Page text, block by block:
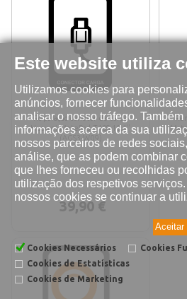
Este website utiliza
Utilizamos cookies para
anúncios, fornecer
analisar o nosso tráfego.
informações acerca da sua
nossos parceiros de redes
análise, que as podem combinar
que lhes forneceu ou recolhidas
utilização dos respetivos
nossos cookies se continuar a
Aceitar
Cookies Necessários
Cookies
Cookies de Estatísticas
Cookies de Marketing
Reparação conetor de carga
Huawei MatePad T10S 10.1"
(AGS3-W09)
39,90 €